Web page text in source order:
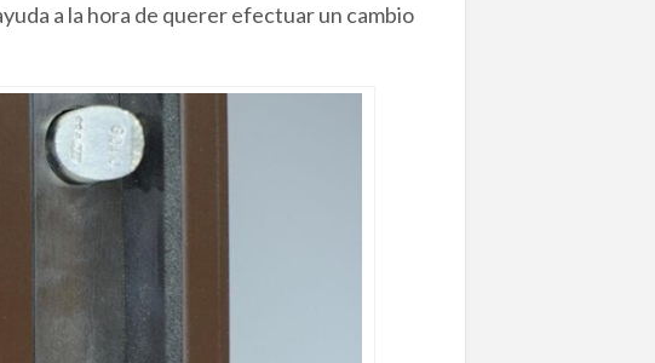
a la hora de querer efectuar un cambio